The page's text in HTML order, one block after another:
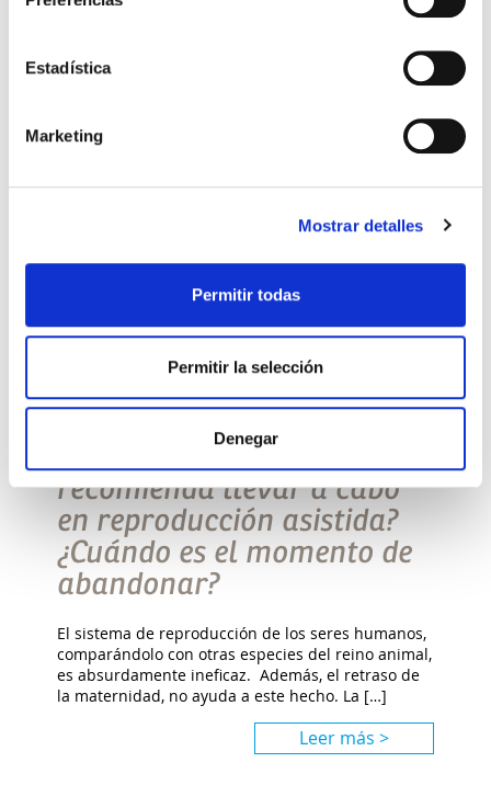
Estadística
Marketing
Mostrar detalles
Permitir todas
Permitir la selección
Denegar
retrasa más por distintos motivos. Es un hecho
¿Cuántos intentos se
recomienda llevar a cabo
en reproducción asistida?
¿Cuándo es el momento de
abandonar?
El sistema de reproducción de los seres humanos,
comparándolo con otras especies del reino animal,
es absurdamente ineficaz. Además, el retraso de
la maternidad, no ayuda a este hecho. La […]
Leer más >